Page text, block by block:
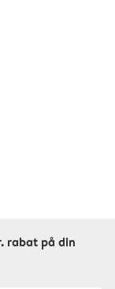
rabat på din